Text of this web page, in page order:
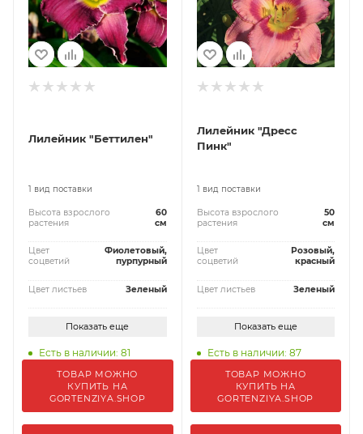
Лилейник "Беттилен"
1 вид поставки
Высота взрослого
растения
60
см
Цвет
соцветий
Фиолетовый,
пурпурный
Цвет листьев Зеленый
Показать еще
Есть в наличии: 81
ТОВАР МОЖНО
КУПИТЬ НА
GORTENZIYA.SHOP
Лилейник "Дресс
Пинк"
1 вид поставки
Высота взрослого
растения
50
см
Цвет
соцветий
Розовый,
красный
Цвет листьев Зеленый
Показать еще
Есть в наличии: 87
ТОВАР МОЖНО
КУПИТЬ НА
GORTENZIYA.SHOP